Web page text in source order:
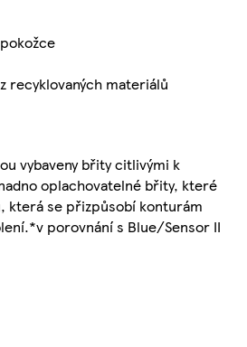
recyklovaných materiálů
vybaveny břity citlivými k
oplachovatelné břity, které
která se přizpůsobí konturám
porovnání s Blue/Sensor II